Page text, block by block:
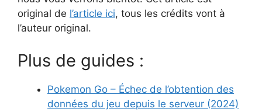
original de l’article ici, tous les crédits vont à
l’auteur original.
Plus de guides :
Pokemon Go – Échec de l’obtention des
données du jeu depuis le serveur (2024)